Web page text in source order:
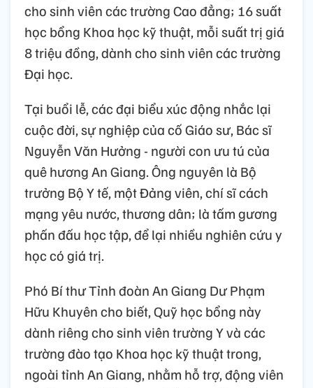
cho sinh viên các trường Cao đẳng; 16 suất
học bổng Khoa học kỹ thuật, mỗi suất trị giá
8 triệu đồng, dành cho sinh viên các trường
Đại học.
Tại buổi lễ, các đại biểu xúc động nhắc lại
cuộc đời, sự nghiệp của cố Giáo sư, Bác sĩ
Nguyễn Văn Hưởng - người con ưu tú của
quê hương An Giang. Ông nguyên là Bộ
trưởng Bộ Y tế, một Đảng viên, chí sĩ cách
mạng yêu nước, thương dân; là tấm gương
phấn đấu học tập, để lại nhiều nghiên cứu y
học có giá trị.
Phó Bí thư Tỉnh đoàn An Giang Dư Phạm
Hữu Khuyên cho biết, Quỹ học bổng này
dành riêng cho sinh viên trường Y và các
trường đào tạo Khoa học kỹ thuật trong,
ngoài tỉnh An Giang, nhằm hỗ trợ, động viên